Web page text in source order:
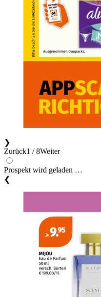
❯
Zurück1 / 8Weiter
Prospekt wird geladen …
❮